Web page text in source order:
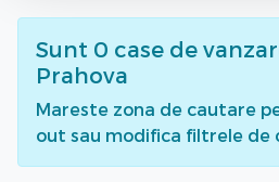
Sunt 0 case de
Prahova
Mareste zona de cautare
out sau modifica filtrele de